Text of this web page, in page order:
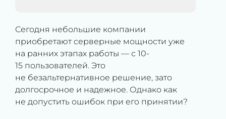
Сегодня небольшие компании
приобретают серверные мощности уже
на ранних этапах работы — с 10-
15 пользователей. Это
не безальтернативное решение, зато
долгосрочное и надежное. Однако как
не допустить ошибок при его принятии?